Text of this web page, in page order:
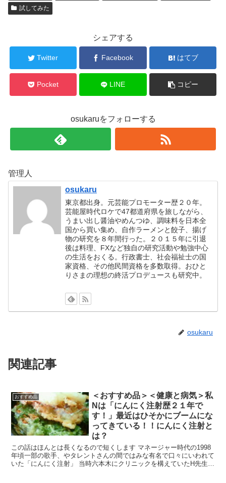
試してみた
シェアする
Twitter Facebook はてブ
Pocket LINE コピー
osukaruをフォローする
管理人
osukaru
東京都出身。元芸能プロモーター歴２０年。
芸能屋時代ロケで47都道府県を旅しながら、
うまい出し醤油やめんつゆ、調味料を日本全
国から買い集め、自作ラーメンと餃子、揚げ
物の研究を８年間行った。２０１５年に引退
後は料理、FXなど独自の研究活動や勉強中心
の生活をおくる。行政書士、社会福祉士の国
家資格、その他民間資格を多数取得。おひと
りさまの理想の終活プロデュースも研究中。
osukaru
関連記事
おすすめ品
＜おすすめ品＞＜健康と病気＞私
Nは「にんにく注射歴２１年で
す！」最近はひそかにブームにな
ってきている！！にんにく注射と
は？
この話はほんとは長くなるので短くします マネージャー時代の1998
年頃一部の歌手、やタレントさんの間ではみな有名で口々にいわれて
いた「にんにく注射」 当時六本木にクリニックを構えていたH先生